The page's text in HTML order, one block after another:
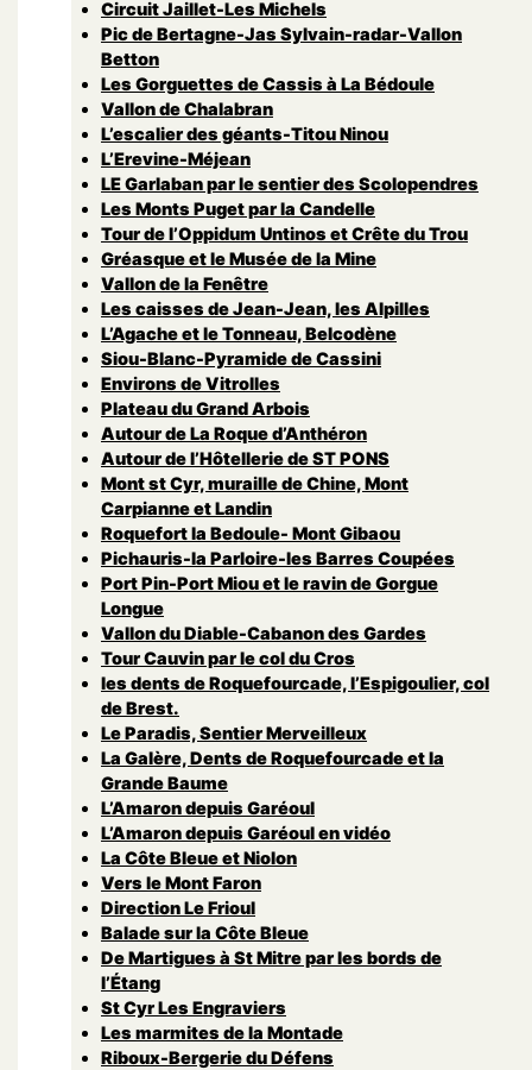
Circuit Jaillet-Les Michels
Pic de Bertagne-Jas Sylvain-radar-Vallon
Betton
Les Gorguettes de Cassis à La Bédoule
Vallon de Chalabran
L’escalier des géants-Titou Ninou
L’Erevine-Méjean
LE Garlaban par le sentier des Scolopendres
Les Monts Puget par la Candelle
Tour de l’Oppidum Untinos et Crête du Trou
Gréasque et le Musée de la Mine
Vallon de la Fenêtre
Les caisses de Jean-Jean, les Alpilles
L’Agache et le Tonneau, Belcodène
Siou-Blanc-Pyramide de Cassini
Environs de Vitrolles
Plateau du Grand Arbois
Autour de La Roque d’Anthéron
Autour de l’Hôtellerie de ST PONS
Mont st Cyr, muraille de Chine, Mont
Carpianne et Landin
Roquefort la Bedoule- Mont Gibaou
Pichauris-la Parloire-les Barres Coupées
Port Pin-Port Miou et le ravin de Gorgue
Longue
Vallon du Diable-Cabanon des Gardes
Tour Cauvin par le col du Cros
les dents de Roquefourcade, l’Espigoulier, col
de Brest.
Le Paradis, Sentier Merveilleux
La Galère, Dents de Roquefourcade et la
Grande Baume
L’Amaron depuis Garéoul
L’Amaron depuis Garéoul en vidéo
La Côte Bleue et Niolon
Vers le Mont Faron
Direction Le Frioul
Balade sur la Côte Bleue
De Martigues à St Mitre par les bords de
l’Étang
St Cyr Les Engraviers
Les marmites de la Montade
Riboux-Bergerie du Défens